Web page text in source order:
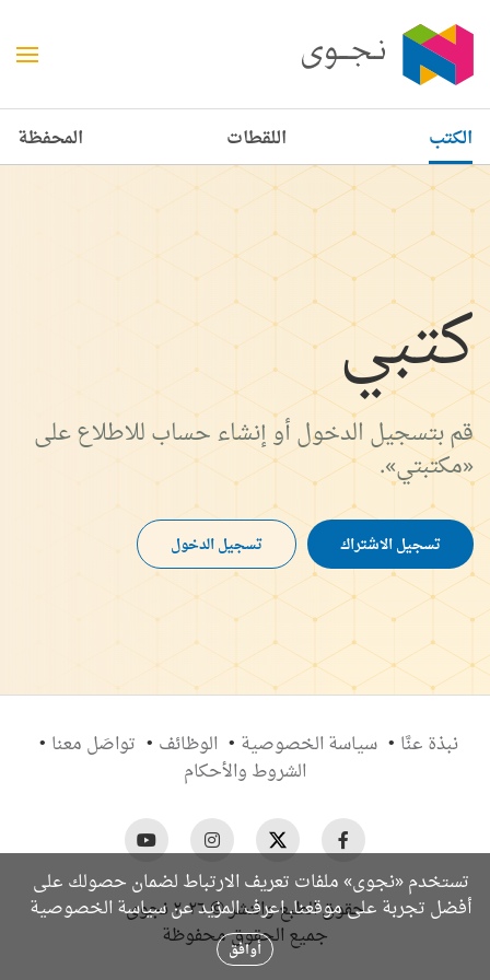
الكتب اللقطات المحفظة
كتبي
قم بتسجيل الدخول أو إنشاء حساب للاطلاع على
«مكتبتي».
تسجيل الاشتراك تسجيل الدخول
نبذة عنَّا سياسة الخصوصية الوظائف
تواصَل معنا
الشروط والأحكام
حقوق الطبع والنشر © ٢٠٢٦ نجوى
جميع الحقوق محفوظة
تستخدم «نجوى» ملفات تعريف الارتباط لضمان حصولك على
أفضل تجربة على موقعنا. اعرف المزيد عنسياسة الخصوصية
أوافق